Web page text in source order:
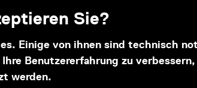
Sie?
Einige von ihnen sind technisch
Benutzererfahrung zu
werden.